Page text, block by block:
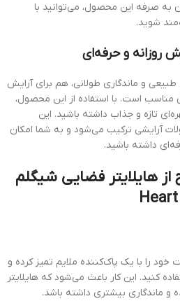
صرفه این محصول، می‌توانید با
شوید.
روزانه و حرفه‌ای
طبیعی و ماندگاری طولانی، هم برای آرایش
مناسب است. با استفاده از این محصول،
تازه و جذاب داشته باشید. این
آرایشی ترکیب می‌شود و به شما امکان
داشته باشید.
هایلایتر فضایی شیگلم
خود را با یک پاک‌کننده ملایم تمیز کرده و
کنید. این کار باعث می‌شود که هایلایتر
بیشتری داشته باشد.